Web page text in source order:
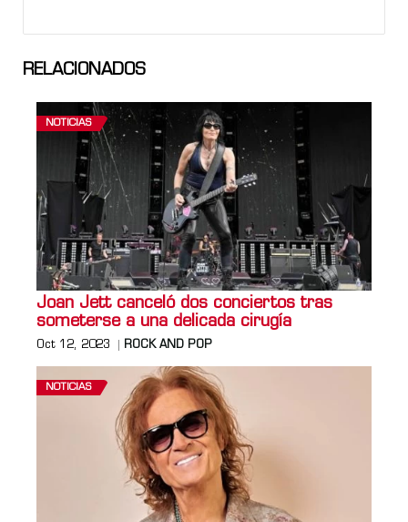
RELACIONADOS
NOTICIAS
Joan Jett canceló dos conciertos tras
someterse a una delicada cirugía
Oct 12, 2023 ROCK AND POP
NOTICIAS